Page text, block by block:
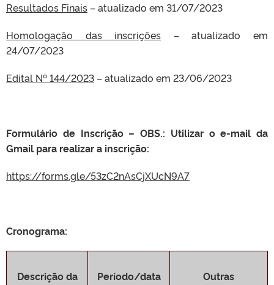
Resultados Finais – atualizado em 31/07/2023
Homologação das inscrições – atualizado em
24/07/2023
Edital Nº 144/2023 – atualizado em 23/06/2023
Formulário de Inscrição – OBS.: Utilizar o e-mail da
Gmail para realizar a inscrição:
https://forms.gle/53zC2nAsCjXUcN9A7
Cronograma:
Descrição da
Período/data
Outras